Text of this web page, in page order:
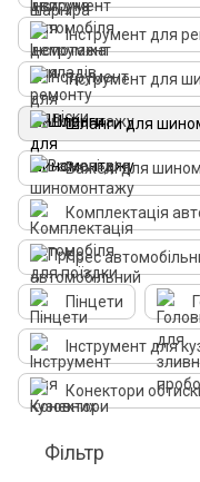
Інструмент для
Інструмент для
Шланги для
Важелі для
Комплектація
Прес
Пінцети
Інструмент для
Конектори
Фільтр